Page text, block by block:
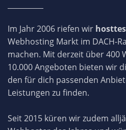
Im Jahr 2006 riefen wir
Webhosting Markt im DACH-
machen. Mit derzeit über 400
10.000 Angeboten bieten wir
den für dich passenden
Leistungen zu finden.
Seit 2015 küren wir zudem